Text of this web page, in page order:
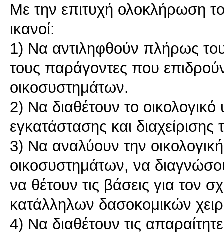
Με την επιτυχή ολοκλήρωση
ικανοί:
1) Να αντιληφθούν πλήρως
τους παράγοντες που
οικοσυστημάτων.
2) Να διαθέτουν το
εγκατάστασης και
3) Να αναλύουν την
οικοσυστημάτων, να
να θέτουν τις βάσεις για τον
κατάλληλων δασοκομικών
4) Να διαθέτουν τις